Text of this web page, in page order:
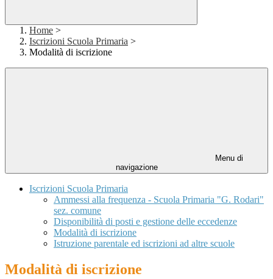
Home >
Iscrizioni Scuola Primaria >
Modalità di iscrizione
Menu di
navigazione
Iscrizioni Scuola Primaria
Ammessi alla frequenza - Scuola Primaria "G. Rodari"
sez. comune
Disponibilità di posti e gestione delle eccedenze
Modalità di iscrizione
Istruzione parentale ed iscrizioni ad altre scuole
Modalità di iscrizione